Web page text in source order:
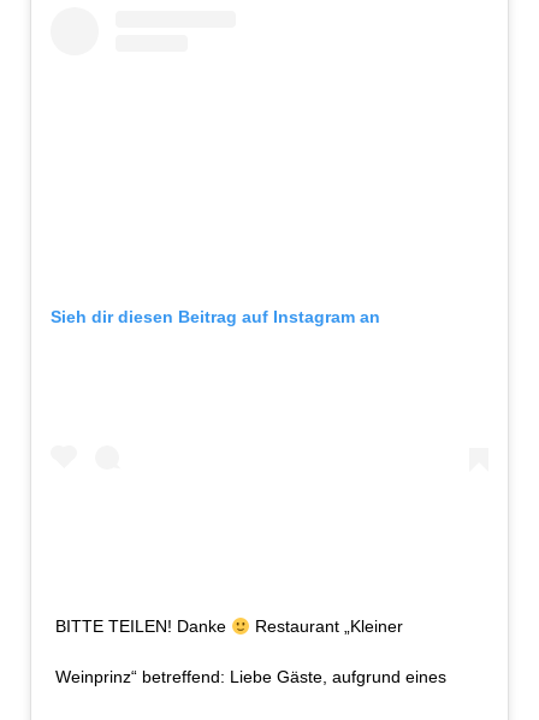
Sieh dir diesen Beitrag auf Instagram an
BITTE TEILEN! Danke Restaurant „Kleiner
Weinprinz“ betreffend: Liebe Gäste, aufgrund eines